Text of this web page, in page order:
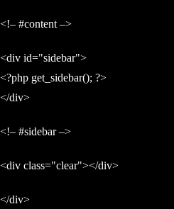
<!– #content –>
<div id="sidebar">
<?php get_sidebar(); ?>
</div>
<!– #sidebar –>
<div class="clear"></div>
</div>